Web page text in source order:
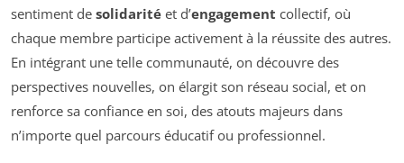
sentiment de solidarité et d’engagement collectif, où
chaque membre participe activement à la réussite des autres.
En intégrant une telle communauté, on découvre des
perspectives nouvelles, on élargit son réseau social, et on
renforce sa confiance en soi, des atouts majeurs dans
n’importe quel parcours éducatif ou professionnel.